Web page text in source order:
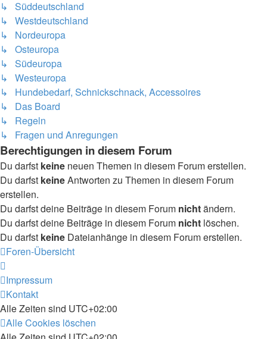
↳ Süddeutschland
↳ Westdeutschland
↳ Nordeuropa
↳ Osteuropa
↳ Südeuropa
↳ Westeuropa
↳ Hundebedarf, Schnickschnack, Accessoires
↳ Das Board
↳ Regeln
↳ Fragen und Anregungen
Berechtigungen in diesem Forum
Du darfst keine neuen Themen in diesem Forum erstellen.
Du darfst keineAntworten zu Themen in diesem Forum
erstellen.
Du darfst deine Beiträge in diesem Forum nichtändern.
Du darfst deine Beiträge in diesem Forum nicht löschen.
Du darfst keine Dateianhänge in diesem Forum erstellen.
Foren-Übersicht
Impressum
Kontakt
Alle Zeiten sind UTC+02:00
Alle Cookies löschen